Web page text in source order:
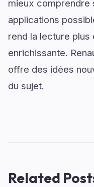
mieux comprendre
applications
rend la lecture plus
enrichissante.
offre des idées
du sujet.
Related